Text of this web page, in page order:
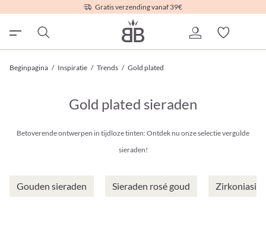
Gratis verzending vanaf 39€
Beginpagina / Inspiratie / Trends / Gold plated
Gold plated sieraden
Betoverende ontwerpen in tijdloze tinten: Ontdek nu onze selectie vergulde
sieraden!
Gouden sieraden Sieraden rosé goud